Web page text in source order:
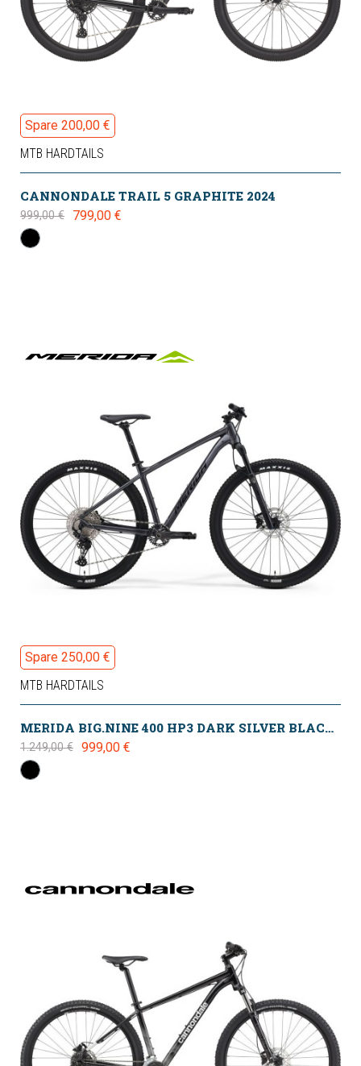
Spare 200,00 €
MTB HARDTAILS
CANNONDALE TRAIL 5 GRAPHITE 2024
999,00 € 799,00 €
Spare 250,00 €
MTB HARDTAILS
MERIDA BIG.NINE 400 HP3 DARK SILVER BLACK 2024
1.249,00 € 999,00 €